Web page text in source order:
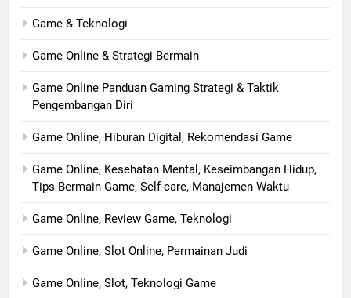
Game & Teknologi
Game Online & Strategi Bermain
Game Online Panduan Gaming Strategi & Taktik
Pengembangan Diri
Game Online, Hiburan Digital, Rekomendasi Game
Game Online, Kesehatan Mental, Keseimbangan Hidup,
Tips Bermain Game, Self-care, Manajemen Waktu
Game Online, Review Game, Teknologi
Game Online, Slot Online, Permainan Judi
Game Online, Slot, Teknologi Game